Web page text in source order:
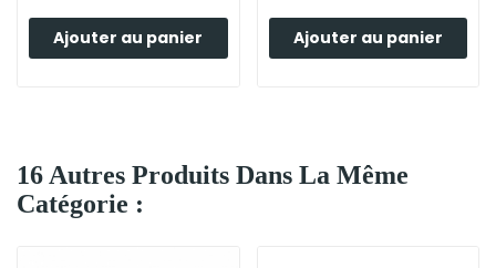
Ajouter au panier Ajouter au panier
16 Autres Produits Dans La Même
Catégorie :